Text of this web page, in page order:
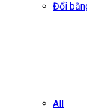
Đổi
All